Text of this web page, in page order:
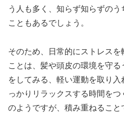
う人も多く、知らず知らずの
こともあるでしょう。
そのため、日常的にストレス
ことは、髪や頭皮の環境を守
をしてみる、軽い運動を取り
っかりリラックスする時間を
のようですが、積み重ねるこ